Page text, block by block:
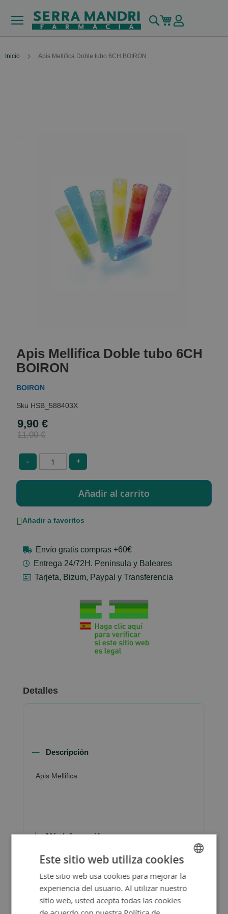
Buscar
Mi carrito
Inicio Apis Mellifica Doble tubo 6CH BOIRON
the
beginning
of
the
gallery
Apis Mellifica Doble tubo 6CH
BOIRON
BOIRON
HSB_588403X
Special
Price
9,90 €
11,00 €
- +
Añadir a favoritos
Envío gratis compras +60€
Entrega 24/72H. Peninsula y Baleares
Tarjeta, Bizum, Paypal y Transferencia
Detalles
Descripción
Apis Mellifica
Más Información
SPANISH
ENGLISH
Este sitio web utiliza cookies
Este sitio web usa cookies para mejorar la
experiencia del usuario. Al utilizar nuestro
sitio web, usted acepta todas las cookies